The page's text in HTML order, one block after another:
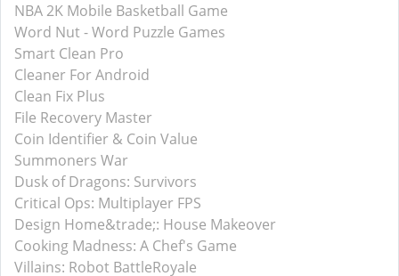
NBA 2K Mobile Basketball Game
Word Nut - Word Puzzle Games
Smart Clean Pro
Cleaner For Android
Clean Fix Plus
File Recovery Master
Coin Identifier & Coin Value
Summoners War
Dusk of Dragons: Survivors
Critical Ops: Multiplayer FPS
Design Home&trade;: House Makeover
Cooking Madness: A Chef's Game
Villains: Robot BattleRoyale